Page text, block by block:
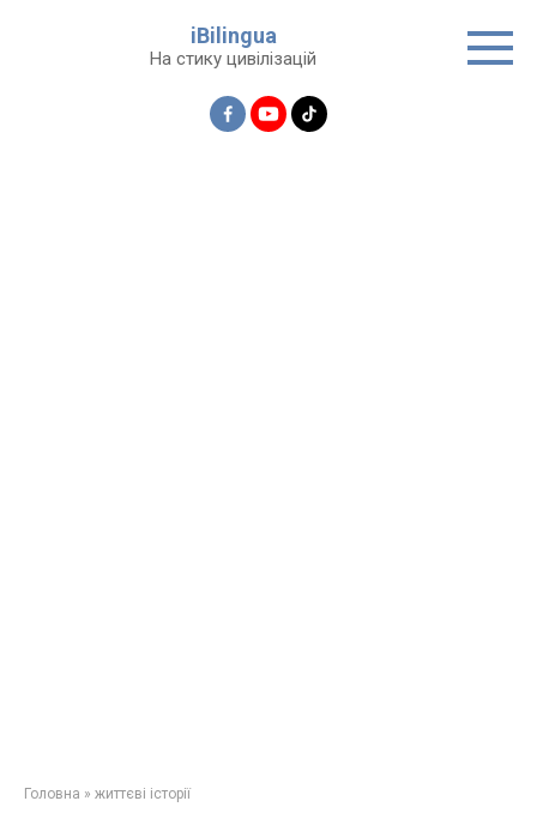
iBilingua
На стику цивілізацій
Головна » життєві історії